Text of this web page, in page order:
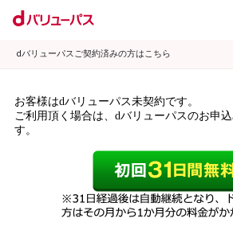
dバリューパスご契約済みの方はこちら
お客様はdバリューパス未契約です。
ご利用頂く場合は、dバリューパスのお申
す。